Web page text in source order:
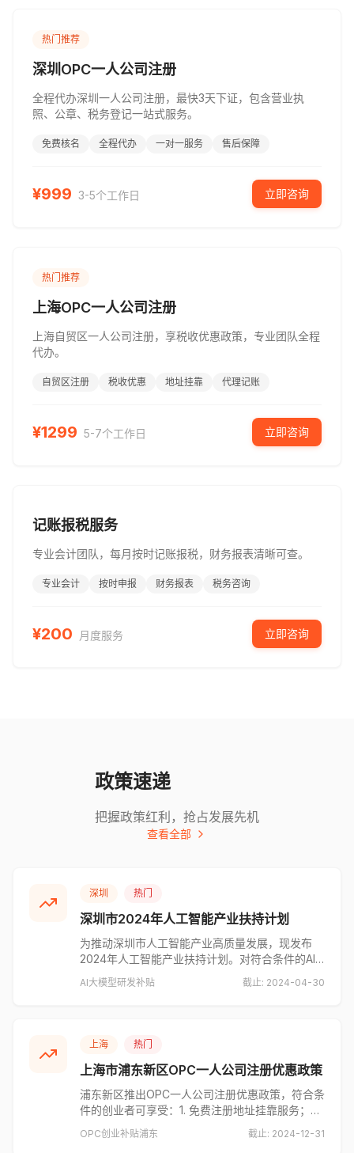
热门推荐
深圳OPC一人公司注册
全程代办深圳一人公司注册，最快3天下证，包含营业执
照、公章、税务登记一站式服务。
免费核名 全程代办 一对一服务 售后保障
¥999 3-5个工作日 立即咨询
热门推荐
上海OPC一人公司注册
上海自贸区一人公司注册，享税收优惠政策，专业团队全程
代办。
自贸区注册 税收优惠 地址挂靠 代理记账
¥1299 5-7个工作日 立即咨询
记账报税服务
专业会计团队，每月按时记账报税，财务报表清晰可查。
专业会计 按时申报 财务报表 税务咨询
¥200 月度服务 立即咨询
政策速递
把握政策红利，抢占发展先机
查看全部
深圳 热门
深圳市2024年人工智能产业扶持计划
为推动深圳市人工智能产业高质量发展，现发布
2024年人工智能产业扶持计划。对符合条件的AI
企业给予最高500万元研发补贴，支持企业开展大
模型研发、智能硬件创新等项目。申报条件包括：
1日至4月30日。
AI大模型研发补贴 截止: 2024-04-30
上海 热门
上海市浦东新区OPC一人公司注册优惠政策
浦东新区推出OPC一人公司注册优惠政策，符合条
件的创业者可享受：1. 免费注册地址挂靠服务；2.
首年代理记账费用减免50%；3. 一次性创业补贴
5000元。适用对象为毕业5年内大学生、归国留学
OPC创业补贴浦东 截止: 2024-12-31